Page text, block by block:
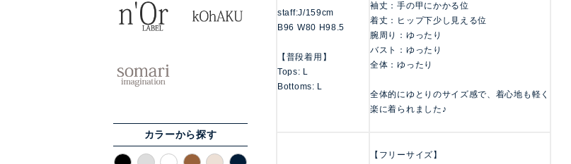
カラーから探す
staff:J/159cm
B96 W80 H98.5
【普段着用】
Tops: L
Bottoms: L
袖丈：手の甲にかかる位
着丈：ヒップ下少し見える位
腕周り：ゆったり
バスト：ゆったり
全体：ゆったり
全体的にゆとりのサイズ感で、着心地も軽く
楽に着られました♪
【フリーサイズ】